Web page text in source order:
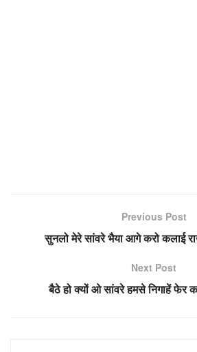
Previous Post
सुनलो मेरे सांवरे भैया आगे करो कलाई
Next Post
बैठे हो क्यों ओ सांवरे हमसे निगाहें फेर